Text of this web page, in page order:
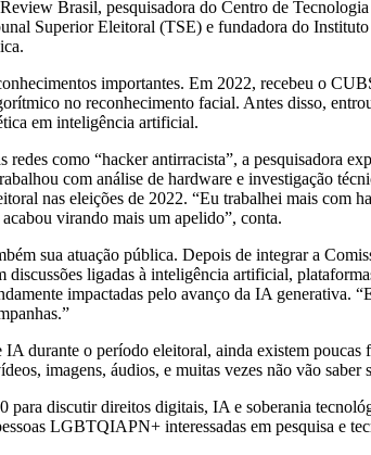
Brasil, pesquisadora do Centro de
Superior Eleitoral (TSE) e fundadora do
importantes. Em 2022, recebeu o
no reconhecimento facial. Antes disso,
em inteligência artificial.
redes como “hacker antirracista”, a pesquisadora
com análise de hardware e investigação
nas eleições de 2022. “Eu trabalhei mais com
virando mais um apelido”, conta.
sua atuação pública. Depois de integrar a
discussões ligadas à inteligência artificial,
impactadas pelo avanço da IA generativa.
durante o período eleitoral, ainda existem poucas
imagens, áudios, e muitas vezes não vão saber
discutir direitos digitais, IA e soberania
LGBTQIAPN+ interessadas em pesquisa e